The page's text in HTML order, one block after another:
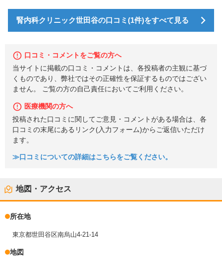
腎内科クリニック世田谷の口コミ(1件)をすべて見る
口コミ・コメントをご覧の方へ
当サイトに掲載の口コミ・コメントは、各投稿者の主観に基づ
くものであり、弊社ではその正確性を保証するものではござい
ません。 ご覧の方の自己責任においてご利用ください。
医療機関の方へ
投稿された口コミに関してご意見・コメントがある場合は、各
口コミの末尾にあるリンク(入力フォーム)からご返信いただけ
ます。
≫口コミについての詳細はこちらをご覧ください。
地図・アクセス
所在地
東京都世田谷区南烏山4-21-14
地図